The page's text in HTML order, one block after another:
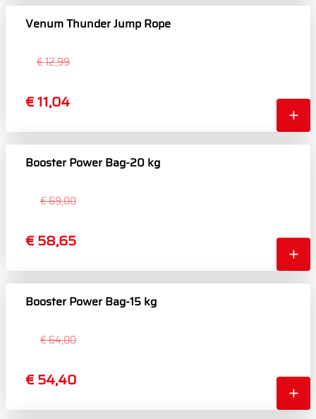
Venum Thunder Jump Rope
€ 12,99
€ 11,04
Booster Power Bag-20 kg
€ 69,00
€ 58,65
Booster Power Bag-15 kg
€ 64,00
€ 54,40